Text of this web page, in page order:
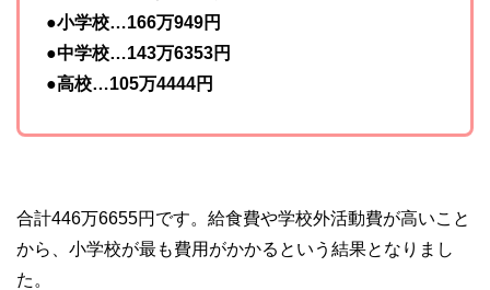
●小学校…166万949円
●中学校…143万6353円
●高校…105万4444円
合計446万6655円です。給食費や学校外活動費が高いこと
から、小学校が最も費用がかかるという結果となりまし
た。